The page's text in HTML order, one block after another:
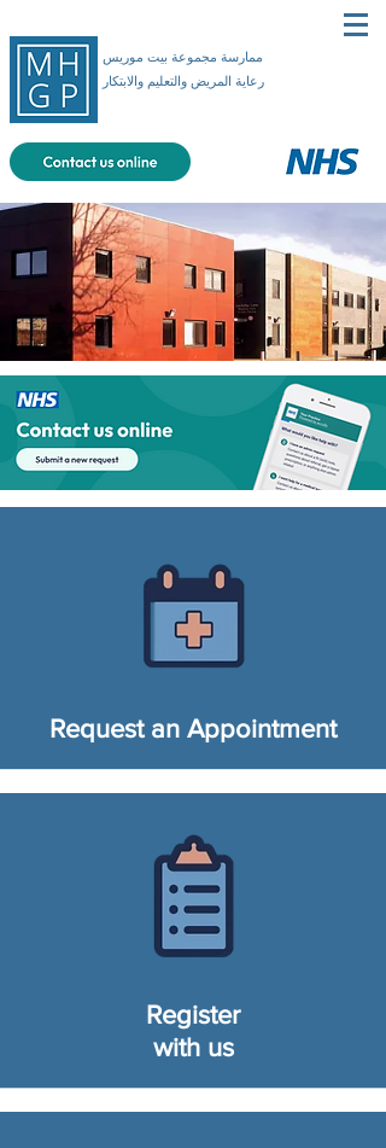
ممارسة مجموعة بيت موريس
رعاية المريض والتعليم والابتكار
Request an Appointment
Register
with us